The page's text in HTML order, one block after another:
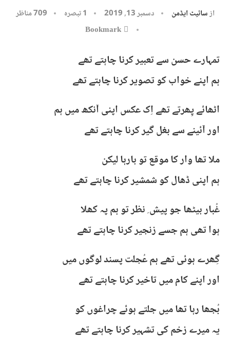
ازسائیٹ ایڈمن دسمبر 13, 2019 1 تبصرہ 709مناظر
Bookmark
تمہارے حسن سے تعبیر کرنا چاہتے تھے
ہم اپنے خواب کو تصویر کرنا چاہتے تھے
اٹھائے پِھرتے تھے اِک عکس اپنی آنکھ میں ہم
اور آئینے سے بغل گیر کرنا چاہتے تھے
ملا تھا وار کا موقع تو بارہا لیکن
ہم اپنی ڈھال کو شمشیر کرنا چاہتے تھے
غُبار بیٹھا جو پیش ِ نظر تو ہم پہ کھلا
ہوا تھی ہم جسے زنجیر کرنا چاہتے تھے
گِھرے ہوئی تھے ہم عُجلت پسند لوگوں میں
اور اپنے کام میں تاخیر کرنا چاہتے تھے
بُجھا رہا تھا میں جلتے ہوئے چراغوں کو
یہ میرے زخم کی تشہیر کرنا چاہتے تھے